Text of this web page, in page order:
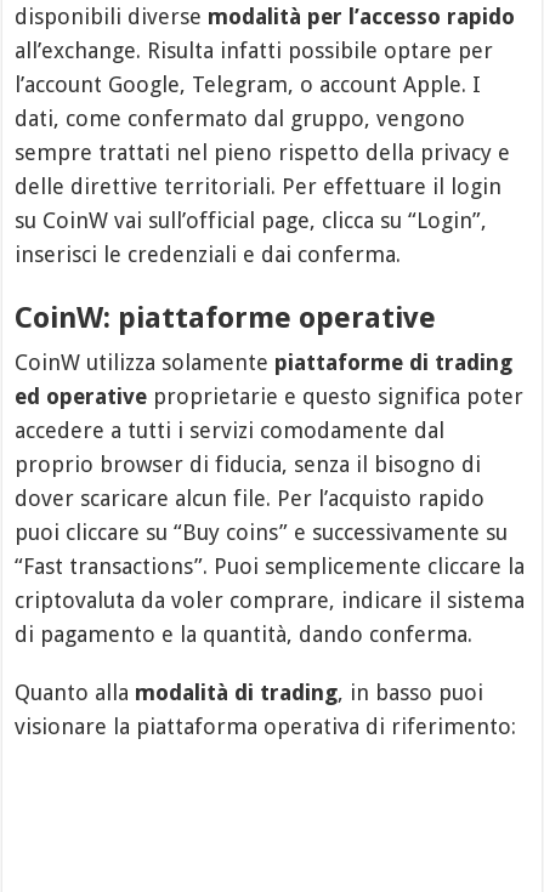
disponibili diverse modalità per l’accesso rapido
all’exchange. Risulta infatti possibile optare per
l’account Google, Telegram, o account Apple. I
dati, come confermato dal gruppo, vengono
sempre trattati nel pieno rispetto della privacy e
delle direttive territoriali. Per effettuare il login
su CoinW vai sull’official page, clicca su “Login”,
inserisci le credenziali e dai conferma.
CoinW: piattaforme operative
CoinW utilizza solamente piattaforme di trading
ed operative proprietarie e questo significa poter
accedere a tutti i servizi comodamente dal
proprio browser di fiducia, senza il bisogno di
dover scaricare alcun file. Per l’acquisto rapido
puoi cliccare su “Buy coins” e successivamente su
“Fast transactions”. Puoi semplicemente cliccare la
criptovaluta da voler comprare, indicare il sistema
di pagamento e la quantità, dando conferma.
Quanto alla modalità di trading, in basso puoi
visionare la piattaforma operativa di riferimento: